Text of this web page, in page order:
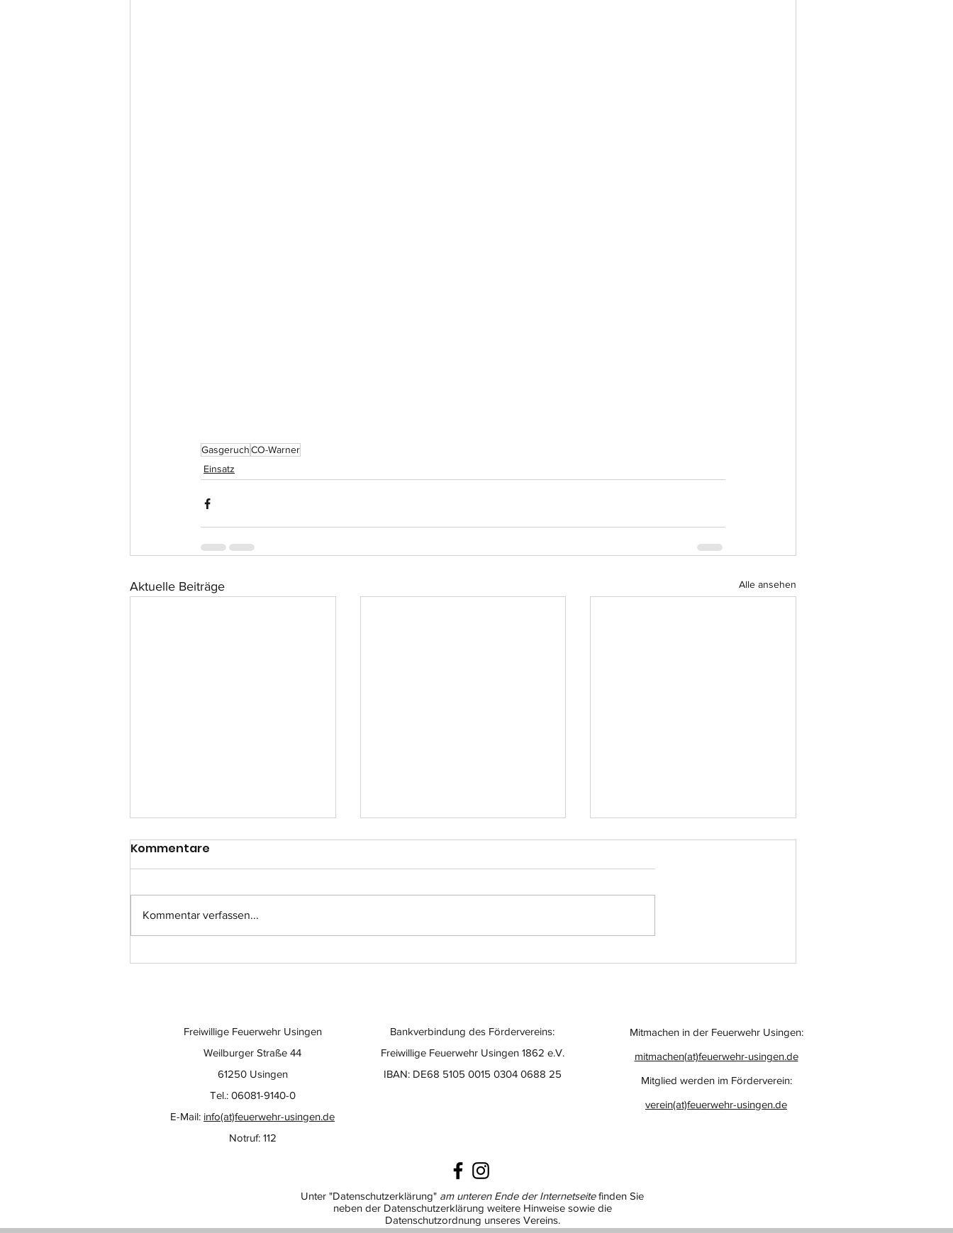
GasgeruchCO-Warner
Einsatz
Aktuelle Beiträge Alle ansehen
Einsatz-Nr.: 057
Kommentare
Kommentar verfassen...
Bankverbindung des Fördervereins:
Freiwillige Feuerwehr Usingen 1862 e.V.
IBAN: DE68 5105 0015 0304 0688 25
Freiwillige Feuerwehr Usingen
Weilburger Straße 44
61250 Usingen
Tel.: 06081-9140-0
E-Mail: info(at)feuerwehr-usingen.de
Notruf: 112
Mitmachen in der Feuerwehr Usingen:
mitmachen(at)feuerwehr-usingen.de
Mitglied werden im Förderverein:
verein(at)feuerwehr-usingen.de
Unter "Datenschutzerklärung" am unteren Ende der Internetseitefinden Sie
neben der Datenschutzerklärung weitere Hinweise sowie die
Datenschutzordnung unseres Vereins.